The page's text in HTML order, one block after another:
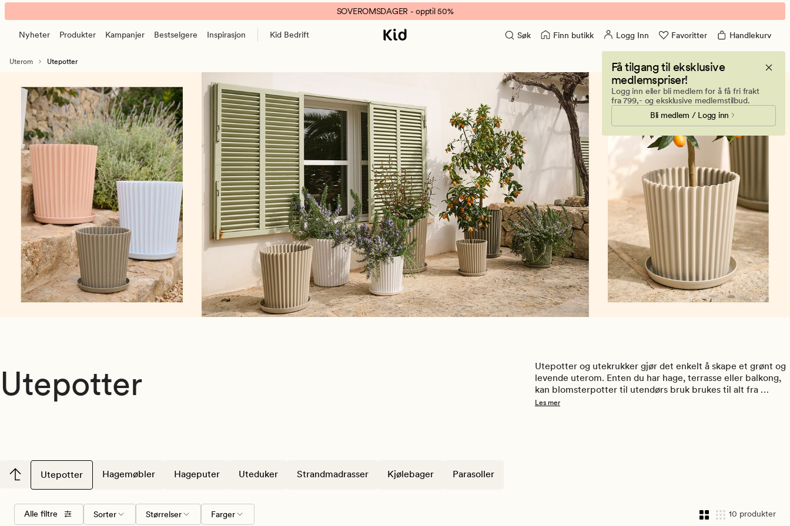
Utepotter
og
utekrukker
blomsterpotter
uteplass,
balkong
banner.
Klikk
for
pause.
SOVEROMSDAGER - opptil 50%
Nyheter Produkter Kampanjer Bestselgere Inspirasjon Kid Bedrift Søk Finn butikk Logg Inn Favoritter Handlekurv
Få tilgang til eksklusive
medlemspriser!
Logg inn eller bli medlem for å få fri frakt
fra 799,- og eksklusive medlemstilbud.
Bli medlem / Logg inn
Uterom Utepotter
Utepotter
Utepotter og utekrukker gjør det enkelt å skape et grønt og
levende uterom. Enten du har hage, terrasse eller balkong,
kan blomsterpotter til utendørs bruk brukes til alt fra
sommerblomster til busker og mindre trær. Her finner du
Les mer
Utepotter Hagemøbler Hageputer Uteduker Strandmadrasser Kjølebager Parasoller
Alle filtre
Velg
sorteringsrekkefølge
Sorter Størrelser
Størrelser Farger
Farger 10 produkter